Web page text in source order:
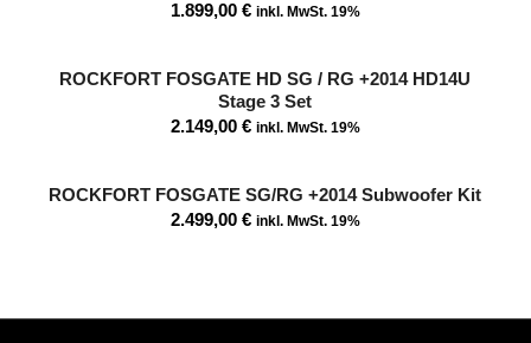
1.899,00 € inkl. MwSt. 19%
ROCKFORT FOSGATE HD SG / RG +2014 HD14U
Stage 3 Set
2.149,00 € inkl. MwSt. 19%
ROCKFORT FOSGATE SG/RG +2014 Subwoofer Kit
2.499,00 € inkl. MwSt. 19%